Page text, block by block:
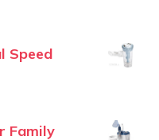
Speed
Family